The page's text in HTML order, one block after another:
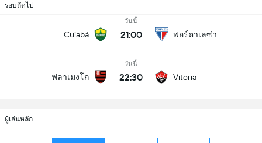
รอบถัดไป
Cuiabá
วันนี้
21:00 ฟอร์ตาเลซ่า
ฟลาเมงโก
วันนี้
22:30 Vitoria
ผู้เล่นหลัก